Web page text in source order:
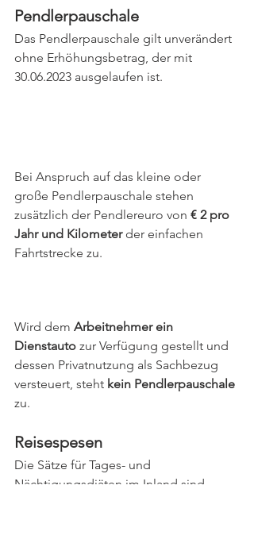
Pendlerpauschale
Das Pendlerpauschale gilt unverändert
ohne Erhöhungsbetrag, der mit
30.06.2023 ausgelaufen ist.
Bei Anspruch auf das kleine oder
große Pendlerpauschale stehen
zusätzlich der Pendlereuro von € 2 pro
Jahr und Kilometer der einfachen
Fahrtstrecke zu.
Wird dem Arbeitnehmer ein
Dienstauto zur Verfügung gestellt und
dessen Privatnutzung als Sachbezug
versteuert, steht kein Pendlerpauschale
zu.
Reisespesen
Die Sätze für Tages- und
Nächtigungsdiäten im Inland sind